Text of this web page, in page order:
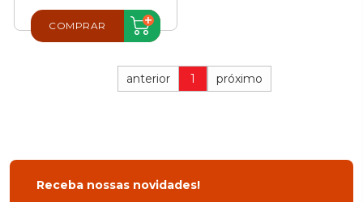
COMPRAR
anterior 1 próximo
Receba nossas novidades!